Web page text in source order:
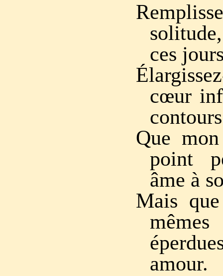
ces
cœur
Que
point
âme à
Mais
amour.